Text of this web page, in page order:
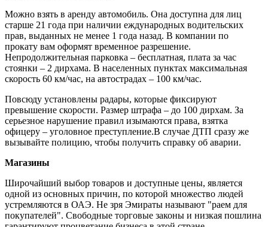
Можно взять в аренду автомобиль. Она доступна для лиц
старше 21 года при наличии еждународных водительских
прав, выданных не менее 1 года назад. В компании по
прокату вам оформят временное разрешение.
Непродолжительная парковка – бесплатная, плата за час
стоянки – 2 дирхама. В населенных пунктах максимальная
скорость 60 км/час, на автострадах – 100 км/час.
Повсюду установлены радары, которые фиксируют
превышение скорости. Размер штрафа – до 100 дирхам. За
серьезное нарушение правил изымаются права, взятка
офицеру – уголовное преступление.В случае ДТП сразу же
вызывайте полицию, чтобы получить справку об аварии.
Магазины
Широчайший выбор товаров и доступные цены, является
одной из основных причин, по которой множество людей
устремляются в ОАЭ. Не зря Эмираты называют "раем для
покупателей". Свободные торговые законы и низкая пошлина